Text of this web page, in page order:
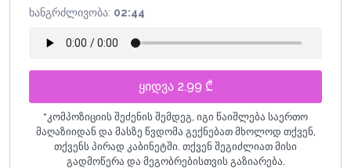
ხანგრძლივობა: 02:44
ყიდვა 2.99 ₾
*კომპოზიციის შეძენის შემდეგ, იგი წაიშლება საერთო
მაღაზიიდან და მასზე წვდომა გექნებათ მხოლოდ თქვენ,
თქვენს პირად კაბინეტში. თქვენ შეგიძლიათ მისი
გადმოწერა და მეგობრებისთვის გაზიარება.